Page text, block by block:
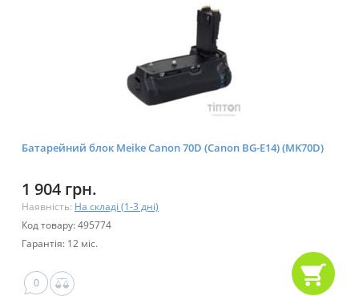
Батарейний блок Meike Canon 70D (Canon BG-E14) (MK70D)
1 904 грн.
Наявність: На складі (1-3 дні)
Код товару: 495774
Гарантія: 12 міс.
0